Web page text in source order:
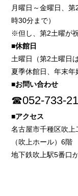
月曜日～金曜日、
時30分まで）
※但し、第2土曜が
■休館日
土曜日（第2土曜日
夏季休館日、年末年
■お問い合わせ
☎052-733-
■アクセス
名古屋市千種区吹
（吹上ホール）6階
地下鉄吹上駅5番口